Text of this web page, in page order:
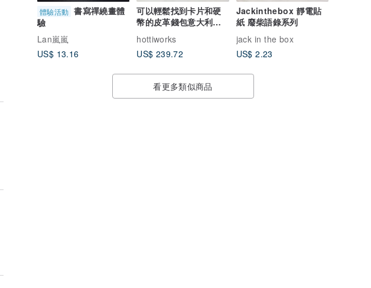
體驗活動 書寫禪繞畫體
驗
Lan嵐嵐
US$ 13.16
可以輕鬆找到卡片和硬
幣的皮革錢包意大利製
造皮革長款彈出式錢包
hottiworks
US$ 239.72
Jackinthebox 靜電貼
紙 廢柴語錄系列
jack in the box
US$ 2.23
看更多類似商品